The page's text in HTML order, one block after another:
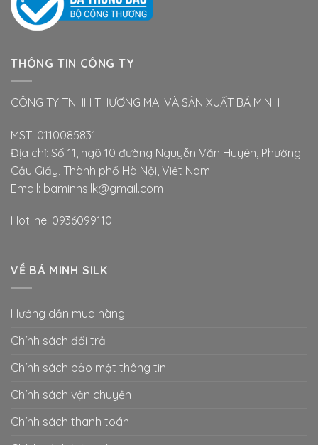
THÔNG TIN CÔNG TY
CÔNG TY TNHH THƯƠNG MAI VÀ SẢN XUẤT BÁ MINH
MST: 0110085831
Địa chỉ: Số 11, ngõ 10 đường Nguyễn Văn Huyên, Phường
Cầu Giấy, Thành phố Hà Nội, Việt Nam
Email: baminhsilk@gmail.com
Hotline: 0936099110
VỀ BÁ MINH SILK
Hướng dẫn mua hàng
Chính sách đổi trả
Chính sách bảo mật thông tin
Chính sách vận chuyển
Chính sách thanh toán